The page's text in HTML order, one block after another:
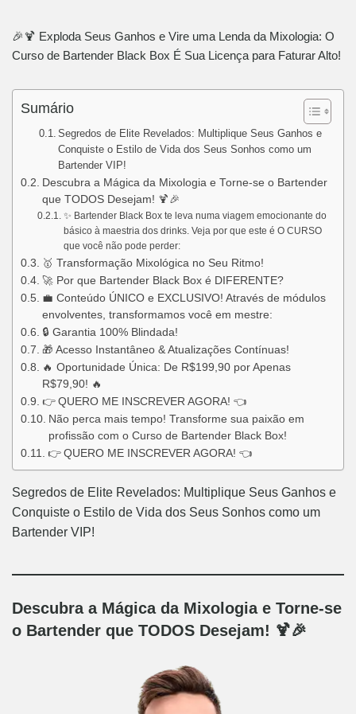
🎉🍹 Exploda Seus Ganhos e Vire uma Lenda da Mixologia: O
Curso de Bartender Black Box É Sua Licença para Faturar Alto!
Sumário
Segredos de Elite Revelados: Multiplique Seus Ganhos e
Conquiste o Estilo de Vida dos Seus Sonhos como um
Bartender VIP!
Descubra a Mágica da Mixologia e Torne-se o Bartender
que TODOS Desejam! 🍹🎉
✨ Bartender Black Box te leva numa viagem emocionante do
básico à maestria dos drinks. Veja por que este é O CURSO
que você não pode perder:
🥇 Transformação Mixológica no Seu Ritmo!
🚀 Por que Bartender Black Box é DIFERENTE?
💼 Conteúdo ÚNICO e EXCLUSIVO! Através de módulos
envolventes, transformamos você em mestre:
🔒 Garantia 100% Blindada!
🎁 Acesso Instantâneo & Atualizações Contínuas!
🔥 Oportunidade Única: De R$199,90 por Apenas
R$79,90! 🔥
👉 QUERO ME INSCREVER AGORA! 👈
Não perca mais tempo! Transforme sua paixão em
profissão com o Curso de Bartender Black Box!
👉 QUERO ME INSCREVER AGORA! 👈
Segredos de Elite Revelados: Multiplique Seus Ganhos e
Conquiste o Estilo de Vida dos Seus Sonhos como um
Bartender VIP!
Descubra a Mágica da Mixologia e Torne-se
o Bartender que TODOS Desejam! 🍹🎉